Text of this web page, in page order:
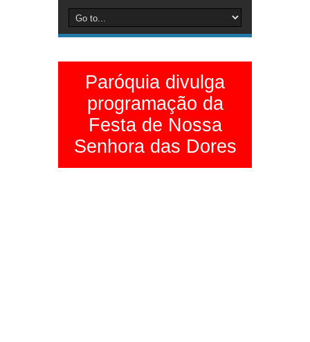
Paróquia divulga
programação da
Festa de Nossa
Senhora das Dores